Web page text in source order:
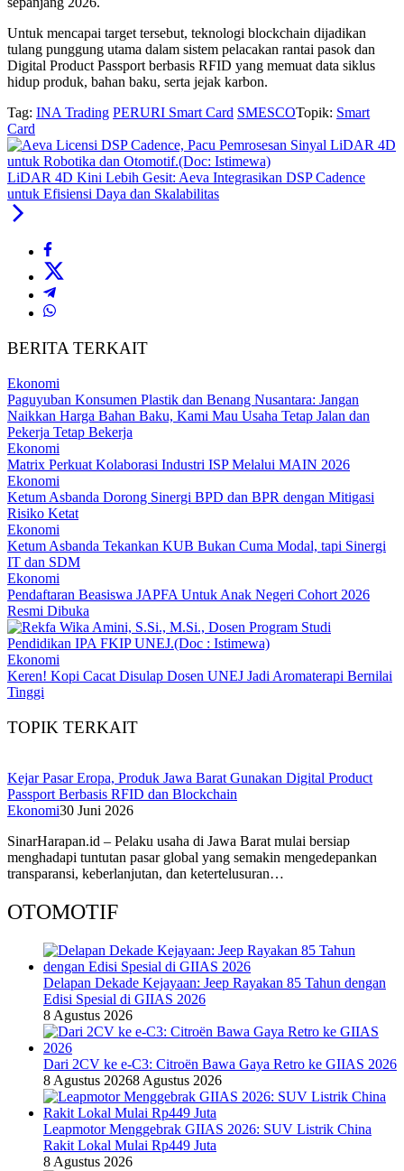
Untuk mencapai target tersebut, teknologi blockchain dijadikan
tulang punggung utama dalam sistem pelacakan rantai pasok dan
Digital Product Passport berbasis RFID yang memuat data siklus
hidup produk, bahan baku, serta jejak karbon.
Tag: INA Trading PERURI Smart Card SMESCOTopik: Smart
Card
LiDAR 4D Kini Lebih Gesit: Aeva Integrasikan DSP Cadence
untuk Efisiensi Daya dan Skalabilitas
BERITA TERKAIT
Ekonomi
Paguyuban Konsumen Plastik dan Benang Nusantara: Jangan
Naikkan Harga Bahan Baku, Kami Mau Usaha Tetap Jalan dan
Pekerja Tetap Bekerja
Ekonomi
Matrix Perkuat Kolaborasi Industri ISP Melalui MAIN 2026
Ekonomi
Ketum Asbanda Dorong Sinergi BPD dan BPR dengan Mitigasi
Risiko Ketat
Ekonomi
Ketum Asbanda Tekankan KUB Bukan Cuma Modal, tapi Sinergi
IT dan SDM
Ekonomi
Pendaftaran Beasiswa JAPFA Untuk Anak Negeri Cohort 2026
Resmi Dibuka
Ekonomi
Keren! Kopi Cacat Disulap Dosen UNEJ Jadi Aromaterapi Bernilai
Tinggi
TOPIK TERKAIT
Kejar Pasar Eropa, Produk Jawa Barat Gunakan Digital Product
Passport Berbasis RFID dan Blockchain
Ekonomi30 Juni 2026
SinarHarapan.id – Pelaku usaha di Jawa Barat mulai bersiap
menghadapi tuntutan pasar global yang semakin mengedepankan
transparansi, keberlanjutan, dan ketertelusuran…
OTOMOTIF
Delapan Dekade Kejayaan: Jeep Rayakan 85 Tahun dengan
Edisi Spesial di GIIAS 2026
8 Agustus 2026
Dari 2CV ke e-C3: Citroën Bawa Gaya Retro ke GIIAS 2026
8 Agustus 20268 Agustus 2026
Leapmotor Menggebrak GIIAS 2026: SUV Listrik China
Rakit Lokal Mulai Rp449 Juta
8 Agustus 2026